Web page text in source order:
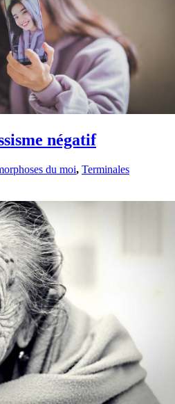
négatif
du moi, Terminales